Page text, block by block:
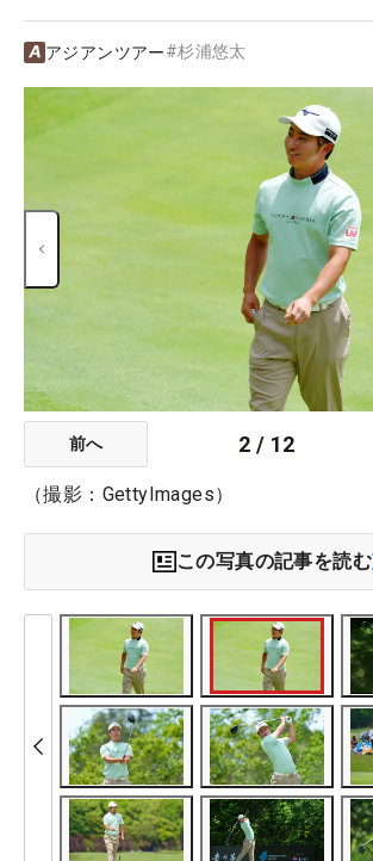
アジアンツアー#杉浦悠太
前へ 2 / 12
（撮影：GettyImages）
この写真の記事を読む